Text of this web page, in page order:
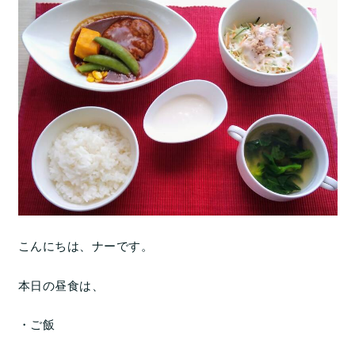
こんにちは、ナーです。
本日の昼食は、
・ご飯